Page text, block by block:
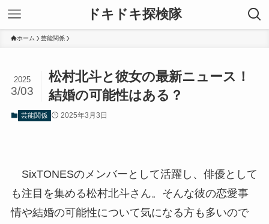
ドキドキ探検隊
ホーム 芸能関係
松村北斗と彼女の最新ニュース！
結婚の可能性はある？
2025
3/03
芸能関係 2025年3月3日
SixTONESのメンバーとして活躍し、俳優として
も注目を集める松村北斗さん。そんな彼の恋愛事
情や結婚の可能性について気になる方も多いので